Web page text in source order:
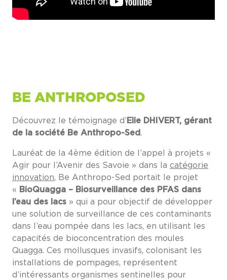
BE ANTHROPOSED
Découvrez le témoignage d’ Elie DHIVERT, gérant
de la société Be Anthropo-Sed.
Lauréat de la 4ème édition de l’appel à projets «
Agir pour l’Avenir des Savoie » dans la catégorie
innovation, Be Anthropo-Sed portait le projet
« BioQuagga – Biosurveillance des PFAS dans
l’eau des lacs » qui a pour objectif de développer
une solution de surveillance de ces contaminants
dans l’eau pompée dans les lacs, en utilisant les
capacités de bioconcentration des moules
Quagga. Ces mollusques invasifs, colonisant les
installations de pompages, représentent
d’intéressants organismes sentinelles pour